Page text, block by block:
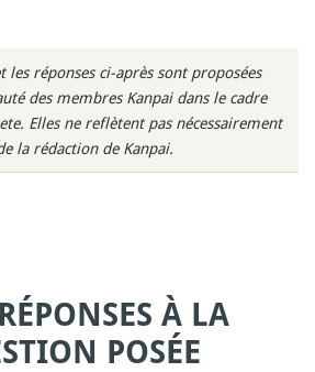
les réponses ci-après sont proposées
des membres Kanpai dans le cadre
Elles ne reflètent pas nécessairement
la rédaction de Kanpai.
À LA
POSÉE